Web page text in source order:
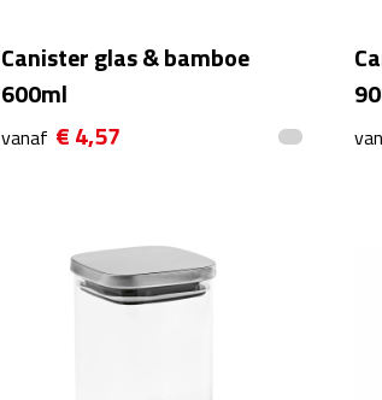
Canister glas & bamboe
600ml
vanaf € 4,57